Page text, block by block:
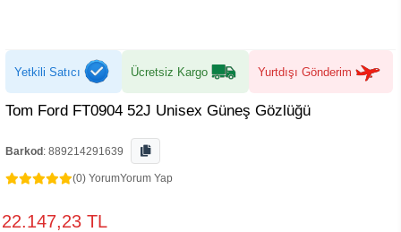
Yetkili Satıcı Ücretsiz Kargo Yurtdışı Gönderim
Tom Ford FT0904 52J Unisex Güneş Gözlüğü
Barkod : 889214291639
(0) YorumYorum Yap
22.147,23 TL